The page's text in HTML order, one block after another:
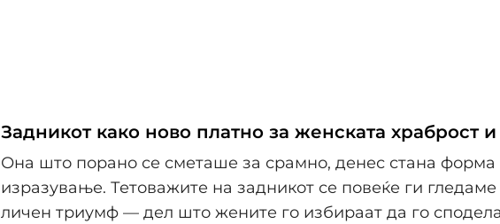
Задникот како ново платно за женската храброст
Она што порано се сметаше за срамно, денес стана форма
изразување. Тетоважите на задникот се повеќе ги
личен триумф — дел што жените го избираат да го